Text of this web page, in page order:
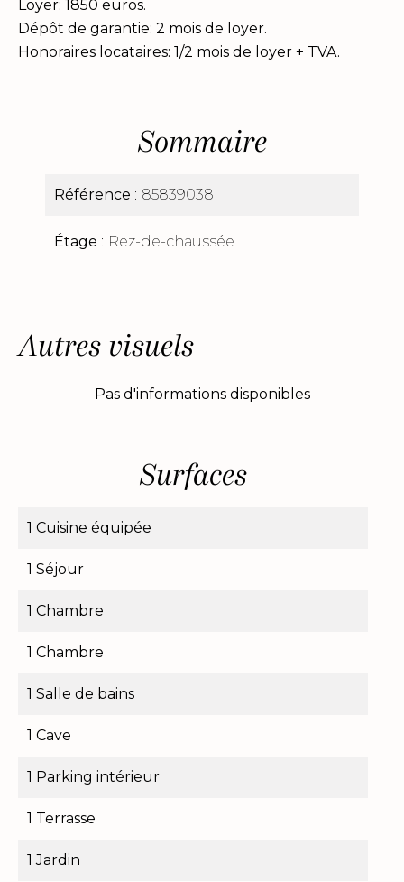
Loyer: 1850 euros.
Dépôt de garantie: 2 mois de loyer.
Honoraires locataires: 1/2 mois de loyer + TVA.
Sommaire
Référence 85839038
Étage Rez-de-chaussée
Autres visuels
Pas d'informations disponibles
Surfaces
1 Cuisine équipée
1 Séjour
1 Chambre
1 Chambre
1 Salle de bains
1 Cave
1 Parking intérieur
1 Terrasse
1 Jardin